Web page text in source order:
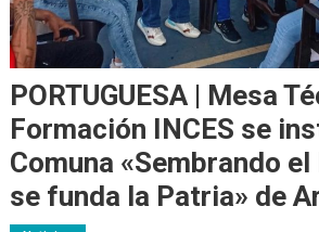
PORTUGUESA | Mesa
Formación INCES se
Comuna «Sembrando
se funda la Patria» de